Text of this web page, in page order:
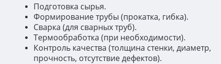
Подготовка сырья.
Формирование трубы (прокатка, гибка).
Сварка (для сварных труб).
Термообработка (при необходимости).
Контроль качества (толщина стенки, диаметр,
прочность, отсутствие дефектов).